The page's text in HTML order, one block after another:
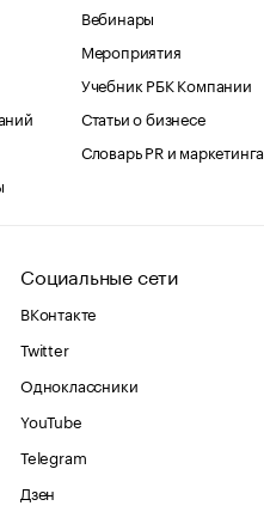
Вебинары
Мероприятия
Учебник РБК Компании
Статьи о бизнесе
Словарь PR и маркетинга
Социальные сети
ВКонтакте
Twitter
Одноклассники
YouTube
Telegram
Дзен